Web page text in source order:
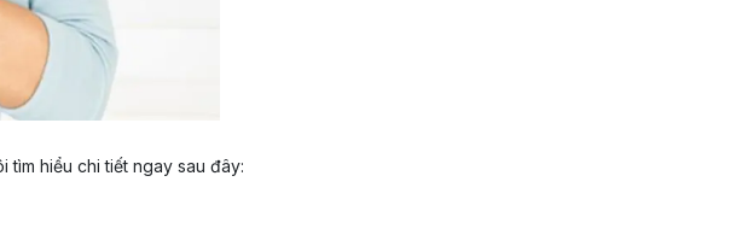
tìm hiểu chi tiết ngay sau đây: